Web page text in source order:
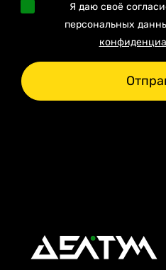
Я даю своё
персональных